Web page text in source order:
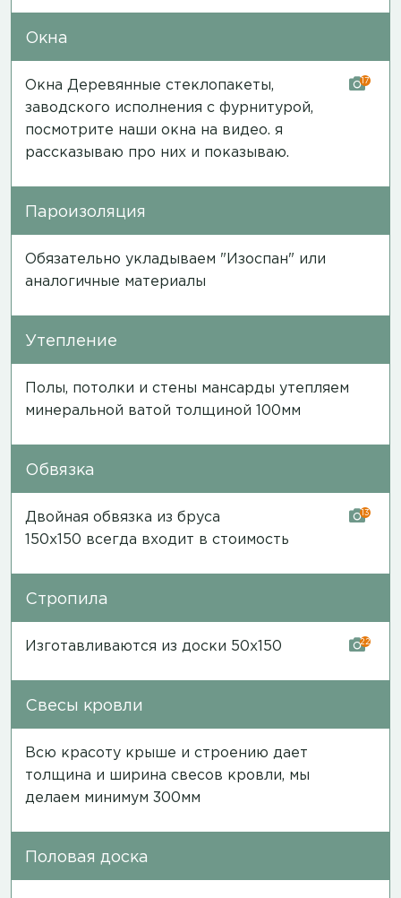
Окна
Окна Деревянные стеклопакеты,
заводского исполнения с фурнитурой,
посмотрите наши окна на видео. я
рассказываю про них и показываю.
17
Пароизоляция
Обязательно укладываем "Изоспан" или
аналогичные материалы
Утепление
Полы, потолки и стены мансарды утепляем
минеральной ватой толщиной 100мм
Обвязка
Двойная обвязка из бруса
150х150 всегда входит в стоимость
13
Стропила
Изготавливаются из доски 50х150 22
Свесы кровли
Всю красоту крыше и строению дает
толщина и ширина свесов кровли, мы
делаем минимум 300мм
Половая доска